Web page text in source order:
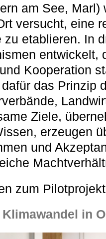
am See,
versucht, eine
zu etablieren. In
entwickelt,
Kooperation
das Prinzip
Ziele,
erzeugen
und
zum
in